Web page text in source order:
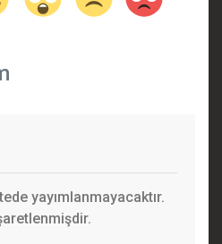
yayımlanmayacaktır.